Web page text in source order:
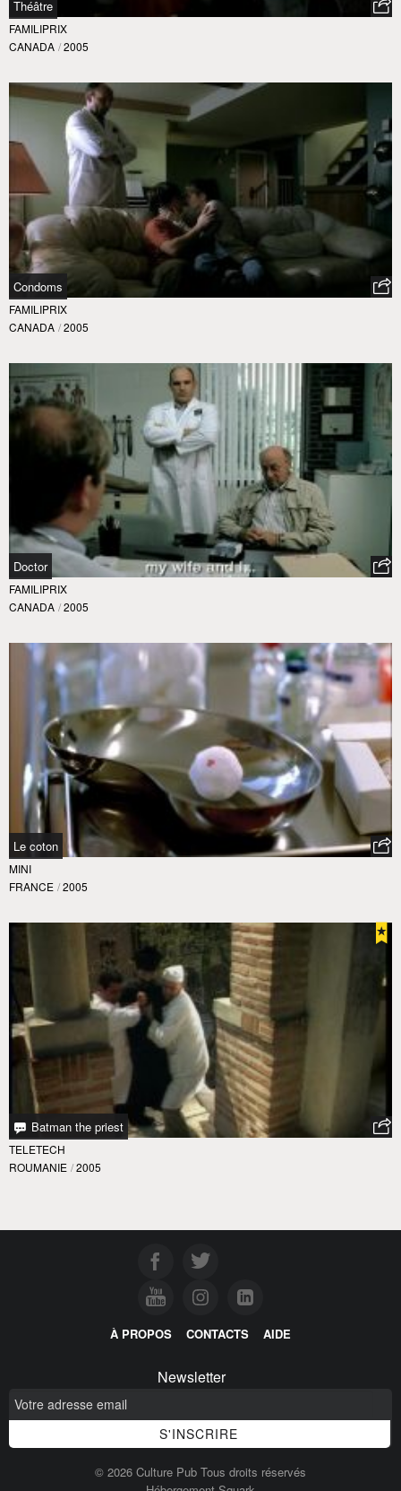
Théâtre
FAMILIPRIX
CANADA / 2005
Condoms
FAMILIPRIX
CANADA / 2005
Doctor
FAMILIPRIX
CANADA / 2005
Le coton
MINI
FRANCE / 2005
Batman the priest
TELETECH
ROUMANIE / 2005
À PROPOS CONTACTS AIDE
Newsletter
© 2026 Culture Pub Tous droits réservés